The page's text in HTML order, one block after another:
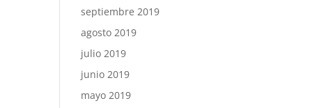
septiembre 2019
agosto 2019
julio 2019
junio 2019
mayo 2019